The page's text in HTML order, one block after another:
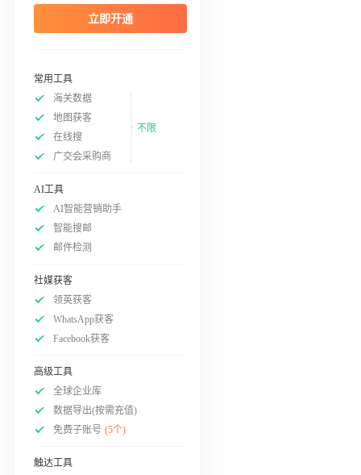
立即开通
常用工具
海关数据
地图获客
在线搜
广交会采购商
不限
AI工具
AI智能营销助手
智能搜邮
邮件检测
社媒获客
领英获客
WhatsApp获客
Facebook获客
高级工具
全球企业库
数据导出(按需充值)
免费子账号 (5个)
触达工具